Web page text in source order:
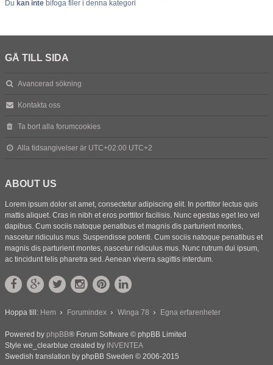
Du kan inte bifoga filer i denna kategori
GÅ TILL SIDA
Avancerad sökning
Kontakta oss
Ta bort alla forumcookies
Alla tidsangivelser är UTC+02:00 UTC+2
ABOUT US
Lorem ipsum dolor sit amet, consectetur adipiscing elit. In porttitor lectus quis
mattis aliquet. Cras in nibh et eros porttitor facilisis. Nunc egestas eget leo vel
dapibus. Cum sociis natoque penatibus et magnis dis parturient montes,
nascetur ridiculus mus. Suspendisse potenti. Cum sociis natoque penatibus et
magnis dis parturient montes, nascetur ridiculus mus. Nunc rutrum dui ipsum,
ac tincidunt felis pharetra sed. Aenean viverra sagittis interdum.
Hoppa till: Hem Forumindex Winga 78 Egna erfarenheter
Powered by phpBB® Forum Software © phpBB Limited
Style we_clearblue created by INVENTEA
Swedish translation by phpBB Sweden © 2006-2015